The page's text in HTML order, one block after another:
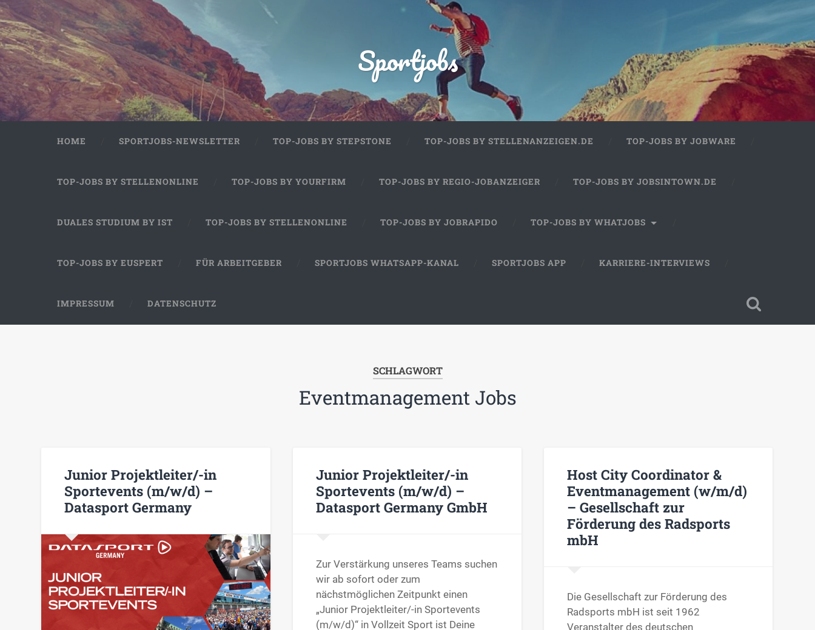
Sportjobs
HOME SPORTJOBS-NEWSLETTER TOP-JOBS BY STEPSTONE TOP-JOBS BY STELLENANZEIGEN.DE TOP-JOBS BY JOBWARE
TOP-JOBS BY STELLENONLINE TOP-JOBS BY YOURFIRM TOP-JOBS BY REGIO-JOBANZEIGER TOP-JOBS BY JOBSINTOWN.DE
DUALES STUDIUM BY IST TOP-JOBS BY STELLENONLINE TOP-JOBS BY JOBRAPIDO TOP-JOBS BY WHATJOBS
TOP-JOBS BY EUSPERT FÜR ARBEITGEBER SPORTJOBS WHATSAPP-KANAL SPORTJOBS APP KARRIERE-INTERVIEWS
IMPRESSUM DATENSCHUTZ
SCHLAGWORT
Eventmanagement Jobs
Junior Projektleiter/-in
Sportevents (m/w/d) –
Datasport Germany
Junior Projektleiter/-in
Sportevents (m/w/d) –
Datasport Germany GmbH
Zur Verstärkung unseres Teams suchen
wir ab sofort oder zum
nächstmöglichen Zeitpunkt einen
„Junior Projektleiter/-in Sportevents
(m/w/d)“ in Vollzeit Sport ist Deine
Host City Coordinator &
Eventmanagement (w/m/d)
– Gesellschaft zur
Förderung des Radsports
mbH
Die Gesellschaft zur Förderung des
Radsports mbH ist seit 1962
Veranstalter des deutschen